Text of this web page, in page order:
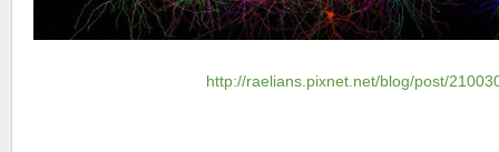
http://raelians.pixnet.net/blog/post/